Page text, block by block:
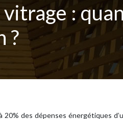
:
?
des dépenses énergétiques